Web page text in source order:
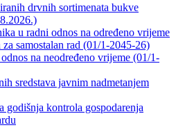
drvnih sortimenata bukve
u radni odnos na određeno vrijeme
samostalan rad (01/1-2045-26)
na neodređeno vrijeme (01/1-
sredstava javnim nadmetanjem
godišnja kontrola gospodarenja